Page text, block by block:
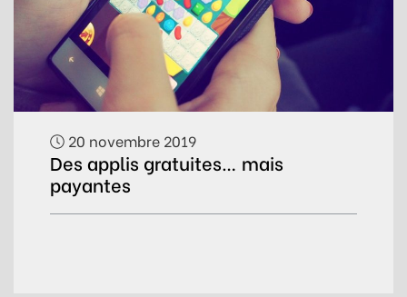
20 novembre 2019
Des applis gratuites… mais
payantes